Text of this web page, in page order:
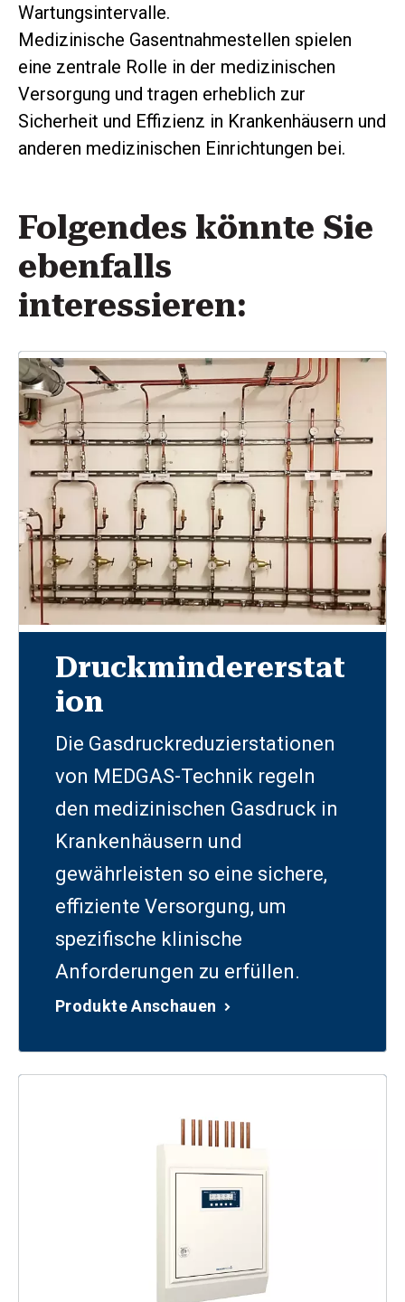
Wartungsintervalle.
Medizinische Gasentnahmestellen spielen
eine zentrale Rolle in der medizinischen
Versorgung und tragen erheblich zur
Sicherheit und Effizienz in Krankenhäusern und
anderen medizinischen Einrichtungen bei.
Folgendes könnte Sie
ebenfalls
interessieren:
Druckmindererstat
ion
Die Gasdruckreduzierstationen
von MEDGAS-Technik regeln
den medizinischen Gasdruck in
Krankenhäusern und
gewährleisten so eine sichere,
effiziente Versorgung, um
spezifische klinische
Anforderungen zu erfüllen.
Produkte Anschauen